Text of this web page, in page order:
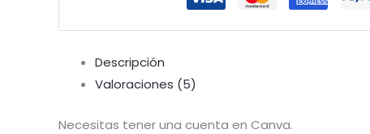
3x4"
Descripción
Valoraciones (5)
Necesitas tener una cuenta en Canva.